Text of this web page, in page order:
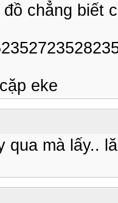
chẳng biết
eke
qua mà lấy..